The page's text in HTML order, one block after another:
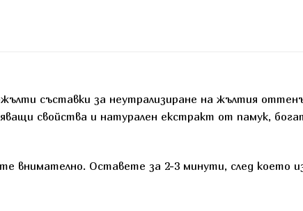
съставки за неутрализиране на жълтия
свойства и натурален екстракт от памук,
внимателно. Оставете за 2-3 минути, след което